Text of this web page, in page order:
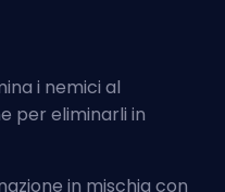
i nemici al
per eliminarli in
in mischia con